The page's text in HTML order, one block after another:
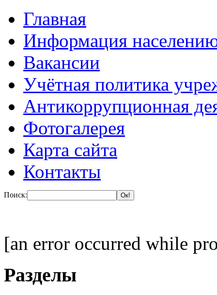
Главная
Информация
Вакансии
Учётная политика
Антикоррупционная
Фотогалерея
Карта сайта
Контакты
Поиск:
[an error occurred while
Разделы